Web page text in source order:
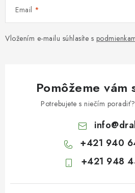
Email
Vložením e-mailu súhlasíte s
Pomôžeme vám
Potrebujete s niečím
info@
+421 940
+421 948